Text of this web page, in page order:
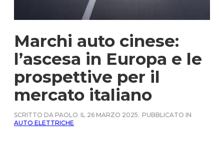
Marchi auto cinese:
l’ascesa in Europa e le
prospettive per il
mercato italiano
SCRITTO DA PAOLO IL 26 MARZO 2025. PUBBLICATO IN
AUTO ELETTRICHE